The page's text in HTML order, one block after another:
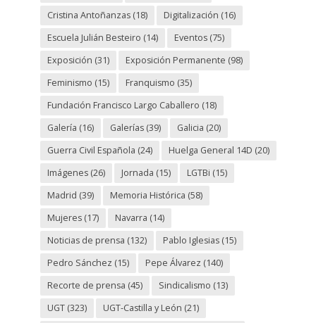
Cristina Antoñanzas(18) Digitalización (16)
Escuela Julián Besteiro (14) Eventos(75)
Exposición (31) Exposición Permanente (98)
Feminismo (15) Franquismo (35)
Fundación Francisco Largo Caballero (18)
Galería (16) Galerías(39) Galicia (20)
Guerra Civil Española (24) Huelga General 14D (20)
Imágenes(26) Jornada (15) LGTBi (15)
Madrid (39) Memoria Histórica (58)
Mujeres(17) Navarra (14)
Noticias de prensa (132) Pablo Iglesias(15)
Pedro Sánchez (15) Pepe Álvarez (140)
Recorte de prensa (45) Sindicalismo (13)
UGT(323) UGT-Castilla y León (21)